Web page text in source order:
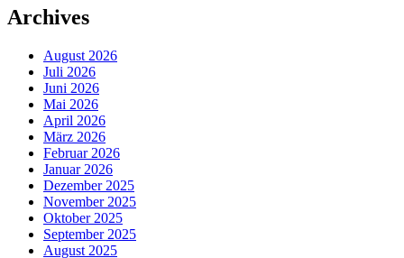
Archives
August 2026
Juli 2026
Juni 2026
Mai 2026
April 2026
März 2026
Februar 2026
Januar 2026
Dezember 2025
November 2025
Oktober 2025
September 2025
August 2025